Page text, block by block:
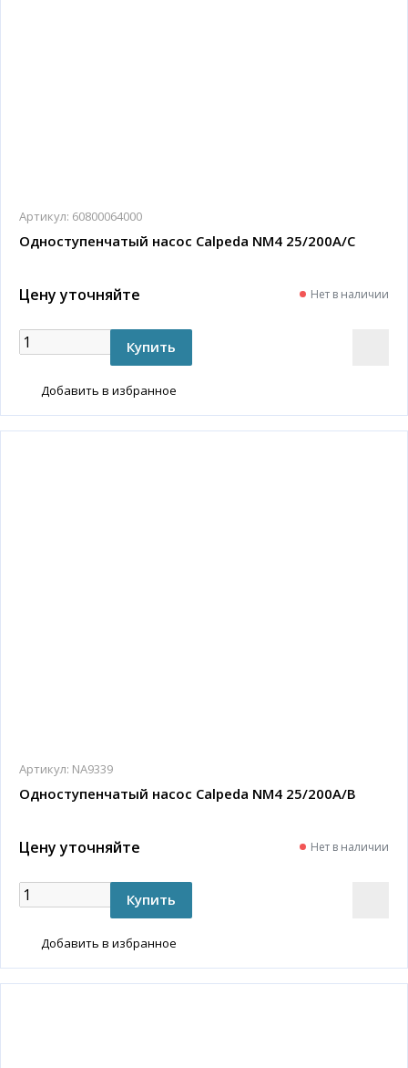
Артикул: 60800064000
Одноступенчатый насос Calpeda NM4 25/200A/C
Цену уточняйте Нет в наличии
Добавить в избранное
Артикул: NA9339
Одноступенчатый насос Calpeda NM4 25/200A/B
Цену уточняйте Нет в наличии
Добавить в избранное